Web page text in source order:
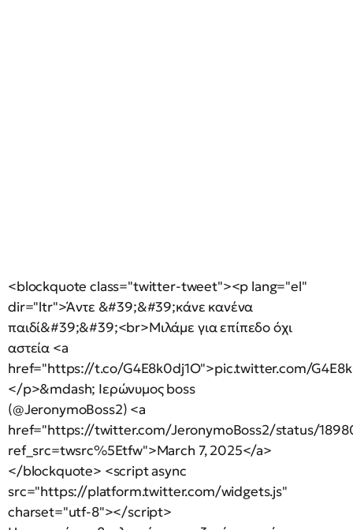
<blockquote class="twitter-tweet"><p lang="el"
dir="ltr">Άντε &#39;&#39;κάνε κανένα
παιδί&#39;&#39;<br>Μιλάμε για επίπεδο όχι
αστεία <a
href="https://t.co/G4E8k0dj1O">pic.twitter.com/
</p>&mdash; Ιερώνυμος boss
(@JeronymoBoss2) <a
href="https://twitter.com/JeronymoBoss2/status/
ref_src=twsrc%5Etfw">March 7, 2025</a>
</blockquote> <script async
src="https://platform.twitter.com/widgets.js"
charset="utf-8"></script>